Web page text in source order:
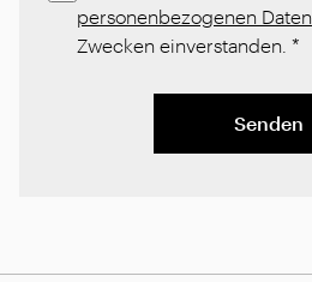
personenbezogenen Daten
Zwecken einverstanden. *
Senden